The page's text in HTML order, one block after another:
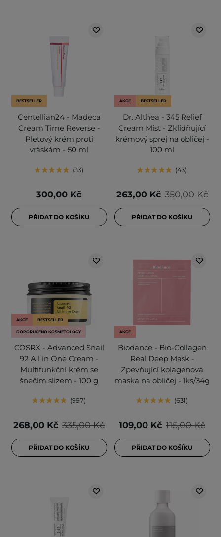
BESTSELLER
Centellian24 - Madeca
Cream Time Reverse -
Pleťový krém proti
vráskám - 50 ml
33
300,00 Kč
PŘIDAT DO KOŠÍKU
AKCE BESTSELLER
Dr. Althea - 345 Relief
Cream Mist - Zklidňující
krémový sprej na obličej -
100 ml
43
350,00 Kč
263,00 Kč
PŘIDAT DO KOŠÍKU
AKCE BESTSELLER
DOPORUČENO KOSMETOLOGY
COSRX - Advanced Snail
92 All in One Cream -
Multifunkční krém se
šnečím slizem - 100 g
997
335,00 Kč
268,00 Kč
PŘIDAT DO KOŠÍKU
AKCE
Biodance - Bio-Collagen
Real Deep Mask -
Zpevňující kolagenová
maska na obličej - 1ks/34g
631
115,00 Kč
109,00 Kč
PŘIDAT DO KOŠÍKU